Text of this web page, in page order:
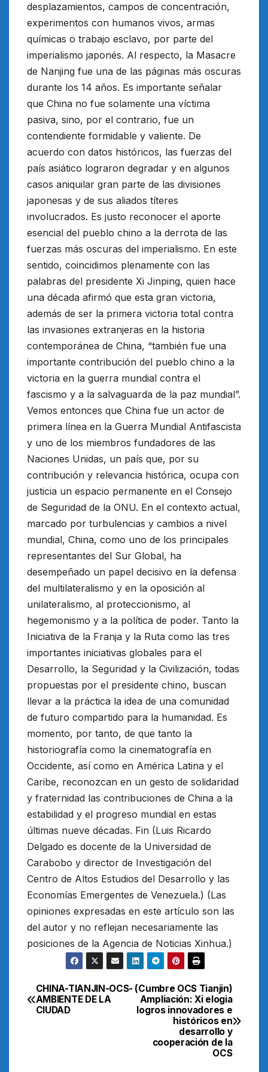
desplazamientos, campos de concentración,
experimentos con humanos vivos, armas
químicas o trabajo esclavo, por parte del
imperialismo japonés. Al respecto, la Masacre
de Nanjing fue una de las páginas más oscuras
durante los 14 años. Es importante señalar
que China no fue solamente una víctima
pasiva, sino, por el contrario, fue un
contendiente formidable y valiente. De
acuerdo con datos históricos, las fuerzas del
país asiático lograron degradar y en algunos
casos aniquilar gran parte de las divisiones
japonesas y de sus aliados títeres
involucrados. Es justo reconocer el aporte
esencial del pueblo chino a la derrota de las
fuerzas más oscuras del imperialismo. En este
sentido, coincidimos plenamente con las
palabras del presidente Xi Jinping, quien hace
una década afirmó que esta gran victoria,
además de ser la primera victoria total contra
las invasiones extranjeras en la historia
contemporánea de China, “también fue una
importante contribución del pueblo chino a la
victoria en la guerra mundial contra el
fascismo y a la salvaguarda de la paz mundial”.
Vemos entonces que China fue un actor de
primera línea en la Guerra Mundial Antifascista
y uno de los miembros fundadores de las
Naciones Unidas, un país que, por su
contribución y relevancia histórica, ocupa con
justicia un espacio permanente en el Consejo
de Seguridad de la ONU. En el contexto actual,
marcado por turbulencias y cambios a nivel
mundial, China, como uno de los principales
representantes del Sur Global, ha
desempeñado un papel decisivo en la defensa
del multilateralismo y en la oposición al
unilateralismo, al proteccionismo, al
hegemonismo y a la política de poder. Tanto la
Iniciativa de la Franja y la Ruta como las tres
importantes iniciativas globales para el
Desarrollo, la Seguridad y la Civilización, todas
propuestas por el presidente chino, buscan
llevar a la práctica la idea de una comunidad
de futuro compartido para la humanidad. Es
momento, por tanto, de que tanto la
historiografía como la cinematografía en
Occidente, así como en América Latina y el
Caribe, reconozcan en un gesto de solidaridad
y fraternidad las contribuciones de China a la
estabilidad y el progreso mundial en estas
últimas nueve décadas. Fin (Luis Ricardo
Delgado es docente de la Universidad de
Carabobo y director de Investigación del
Centro de Altos Estudios del Desarrollo y las
Economías Emergentes de Venezuela.) (Las
opiniones expresadas en este artículo son las
del autor y no reflejan necesariamente las
posiciones de la Agencia de Noticias Xinhua.)
Navegación
de
(Cumbre OCS Tianjin)
Ampliación: Xi elogia
logros innovadores e
históricos en
desarrollo y
cooperación de la
OCS
CHINA-TIANJIN-OCS-
AMBIENTE DE LA
CIUDAD